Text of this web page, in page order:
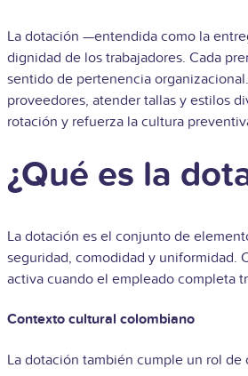
La dotación —entendida como la
dignidad de los trabajadores. Cada
sentido de pertenencia
proveedores, atender tallas y estilos
rotación y refuerza la cultura
¿Qué es la
La dotación es el conjunto de
seguridad, comodidad y uniformidad.
activa cuando el empleado completa
Contexto cultural colombiano
La dotación también cumple un rol